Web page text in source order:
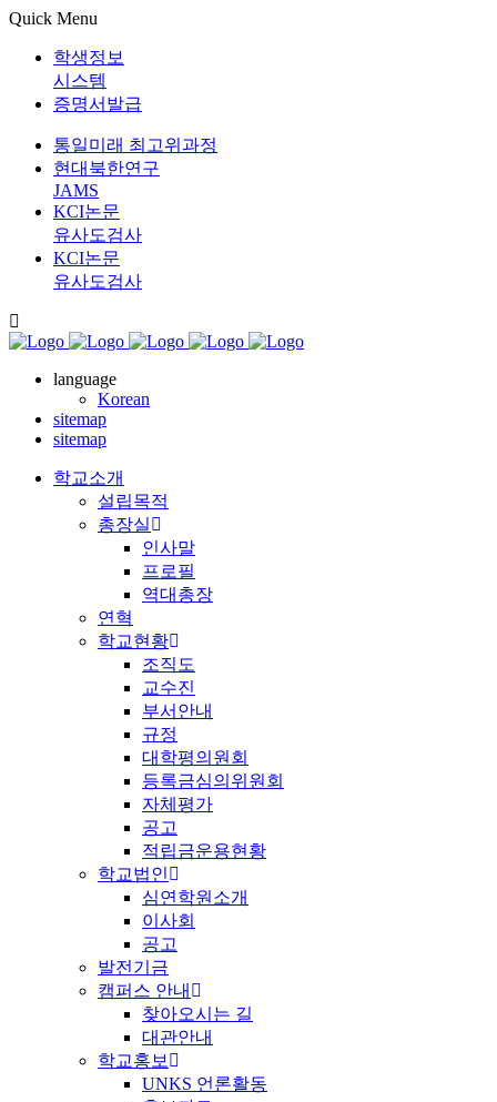
Quick Menu
학생정보
시스템
증명서발급
통일미래 최고위과정
현대북한연구
JAMS
KCI논문
유사도검사
KCI논문
유사도검사
language
Korean
sitemap
sitemap
학교소개
설립목적
총장실
인사말
프로필
역대총장
연혁
학교현황
조직도
교수진
부서안내
규정
대학평의원회
등록금심의위원회
자체평가
공고
적립금운용현황
학교법인
심연학원소개
이사회
공고
발전기금
캠퍼스 안내
찾아오시는 길
대관안내
학교홍보
UNKS 언론활동